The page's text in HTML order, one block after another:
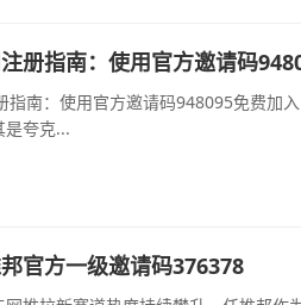
册指南：使用官方邀请码
指南：使用官方邀请码948095免费加
是夸克...
官方一级邀请码376378